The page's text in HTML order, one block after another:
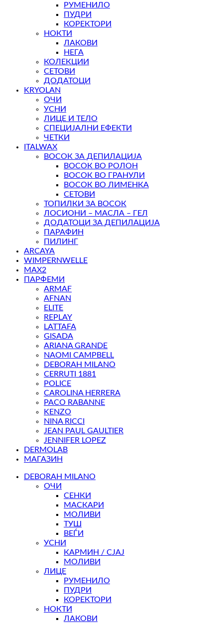
РУМЕНИЛО
ПУДРИ
КОРЕКТОРИ
НОКТИ
ЛАКОВИ
НЕГА
КОЛЕКЦИИ
СЕТОВИ
ДОДАТОЦИ
KRYOLAN
ОЧИ
УСНИ
ЛИЦЕ И ТЕЛО
СПЕЦИЈАЛНИ ЕФЕКТИ
ЧЕТКИ
ITALWAX
ВОСОК ЗА ДЕПИЛАЦИЈА
ВОСОК ВО РОЛОН
ВОСОК ВО ГРАНУЛИ
ВОСОК ВО ЛИМЕНКА
СЕТОВИ
ТОПИЛКИ ЗА ВОСОК
ЛОСИОНИ – МАСЛА – ГЕЛ
ДОДАТОЦИ ЗА ДЕПИЛАЦИЈА
ПАРАФИН
ПИЛИНГ
ARCAYA
WIMPERNWELLE
MAX2
ПАРФЕМИ
ARMAF
AFNAN
ELITE
REPLAY
LATTAFA
GISADA
ARIANA GRANDE
NAOMI CAMPBELL
DEBORAH MILANO
CERRUTI 1881
POLICE
CAROLINA HERRERA
PACO RABANNE
KENZO
NINA RICCI
JEAN PAUL GAULTIER
JENNIFER LOPEZ
DERMOLAB
МАГАЗИН
DEBORAH MILANO
ОЧИ
СЕНКИ
МАСКАРИ
МОЛИВИ
ТУШ
ВЕЃИ
УСНИ
КАРМИН / СЈАЈ
МОЛИВИ
ЛИЦЕ
РУМЕНИЛО
ПУДРИ
КОРЕКТОРИ
НОКТИ
ЛАКОВИ